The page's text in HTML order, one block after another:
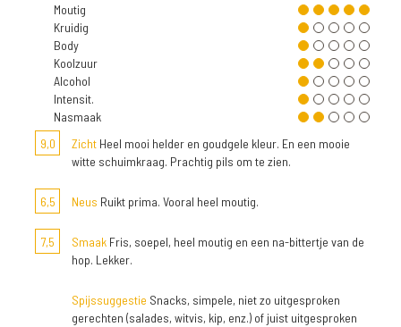
Moutig
Kruidig
Body
Koolzuur
Alcohol
Intensit.
Nasmaak
9,0
Zicht Heel mooi helder en goudgele kleur. En een mooie
witte schuimkraag. Prachtig pils om te zien.
6,5 Neus Ruikt prima. Vooral heel moutig.
7,5 Smaak Fris, soepel, heel moutig en een na-bittertje van de
hop. Lekker.
Spijssuggestie Snacks, simpele, niet zo uitgesproken
gerechten (salades, witvis, kip, enz.) of juist uitgesproken